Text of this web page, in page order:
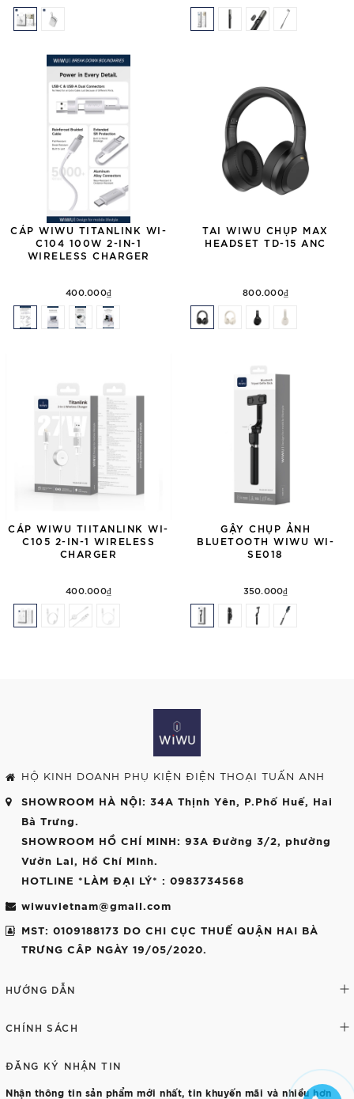
CÁP WIWU TITANLINK WI-
C104 100W 2-IN-1
WIRELESS CHARGER
400.000₫
TAI WIWU CHỤP MAX
HEADSET TD-15 ANC
800.000₫
CÁP WIWU TIITANLINK WI-
C105 2-IN-1 WIRELESS
CHARGER
400.000₫
GẬY CHỤP ẢNH
BLUETOOTH WIWU WI-
SE018
350.000₫
HỘ KINH DOANH PHỤ KIỆN ĐIỆN THOẠI TUẤN ANH
SHOWROOM HÀ NỘI: 34A Thịnh Yên, P.Phố Huế, Hai
Bà Trưng.
SHOWROOM HỒ CHÍ MINH: 93A Đường 3/2, phường
Vườn Lai, Hồ Chí Minh.
HOTLINE *LÀM ĐẠI LÝ* : 0983734568
wiwuvietnam@gmail.com
MST: 0109188173 DO CHI CỤC THUẾ QUẬN HAI BÀ
TRƯNG CÂP NGÀY 19/05/2020.
HƯỚNG DẪN
CHÍNH SÁCH
ĐĂNG KÝ NHẬN TIN
Nhận thông tin sản phẩm mới nhất, tin khuyến mãi và nhiều hơn